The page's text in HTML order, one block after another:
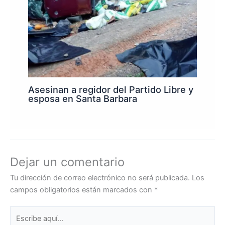
Asesinan a regidor del Partido Libre y
esposa en Santa Barbara
Dejar un comentario
Tu dirección de correo electrónico no será publicada. Los
campos obligatorios están marcados con *